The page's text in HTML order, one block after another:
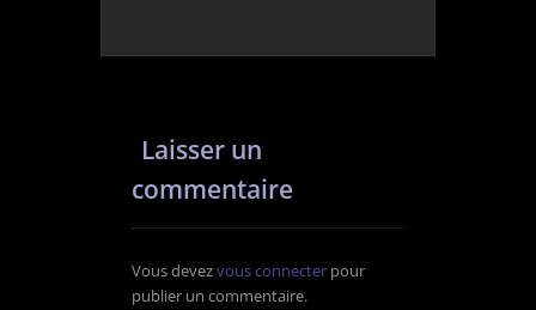
Laisser un
commentaire
Vous devezvous connecter pour
publier un commentaire.